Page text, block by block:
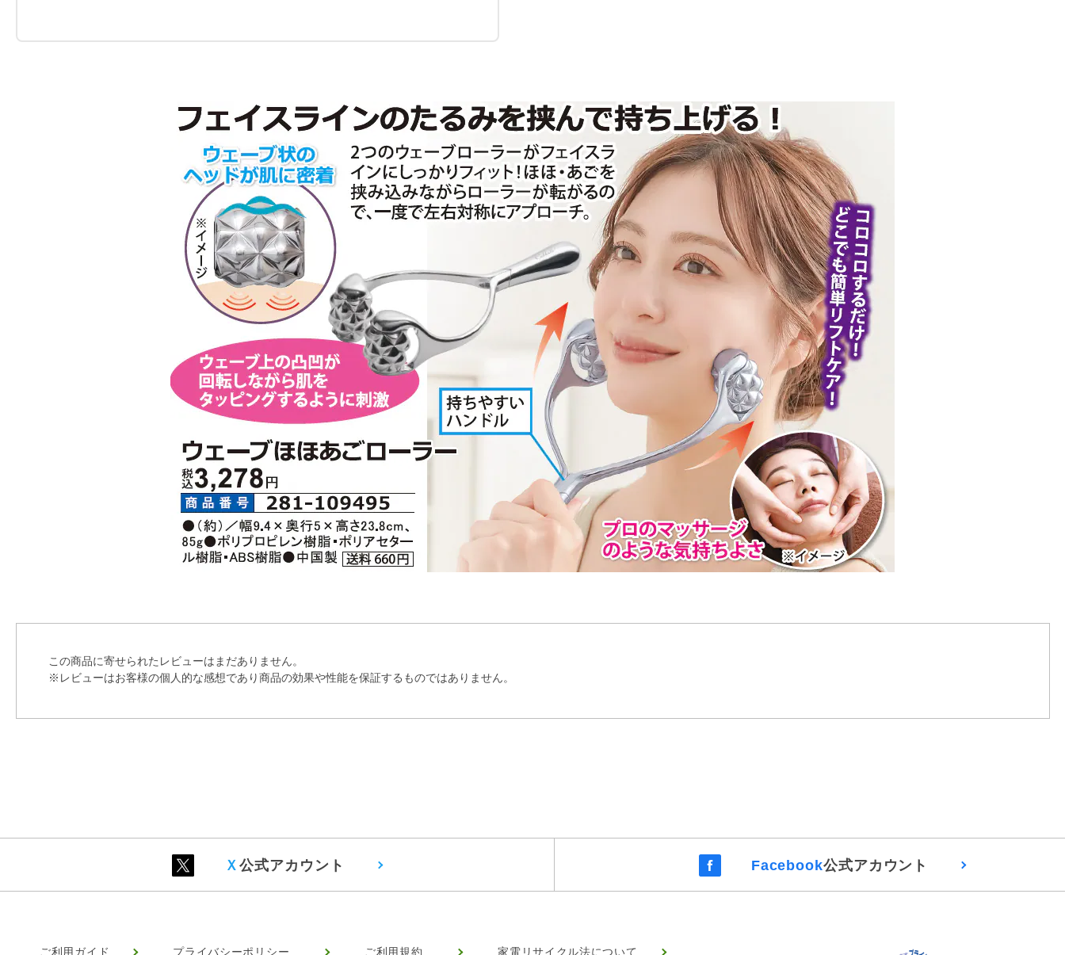
この商品に寄せられたレビューはまだありません。
※レビューはお客様の個人的な感想であり商品の効果や性能を保証するものではありません。
Ｘ公式アカウント Facebook公式アカウント
ご利用ガイド プライバシーポリシー ご利用規約 家電リサイクル法について